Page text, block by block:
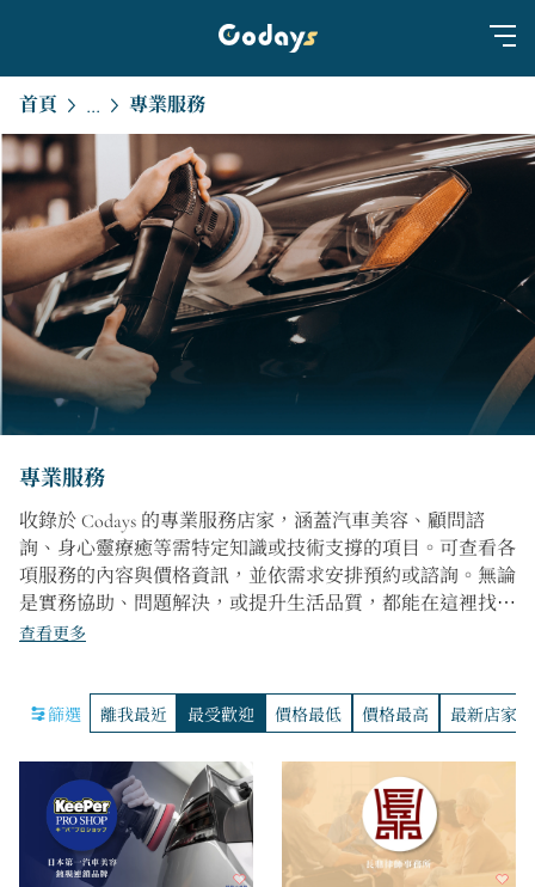
首頁 ... 專業服務
專業服務
收錄於 Codays 的專業服務店家，涵蓋汽車美容、顧問諮
詢、身心靈療癒等需特定知識或技術支撐的項目。可查看各
項服務的內容與價格資訊，並依需求安排預約或諮詢。無論
是實務協助、問題解決，或提升生活品質，都能在這裡找到
合適的選擇。在這裡可以快速找到值得信賴的專業服務推
查看更多
篩選 離我最近 最受歡迎 價格最低 價格最高 最新店家